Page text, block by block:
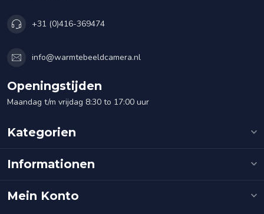
+31 (0)416-369474
info@warmtebeeldcamera.nl
Openingstijden
Maandag t/m vrijdag 8:30 to 17:00 uur
Kategorien
Informationen
Mein Konto